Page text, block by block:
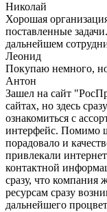
Николай
Хорошая
поставленные
дальнейшем
Леонид
Покупаю немного,
Антон
Зашел на сайт
сайтах, но здесь
ознакомиться с
интерфейс. Помимо
порадовало и
привлекали
контактной
сразу, что компания
ресурсам сразу
дальнейшего